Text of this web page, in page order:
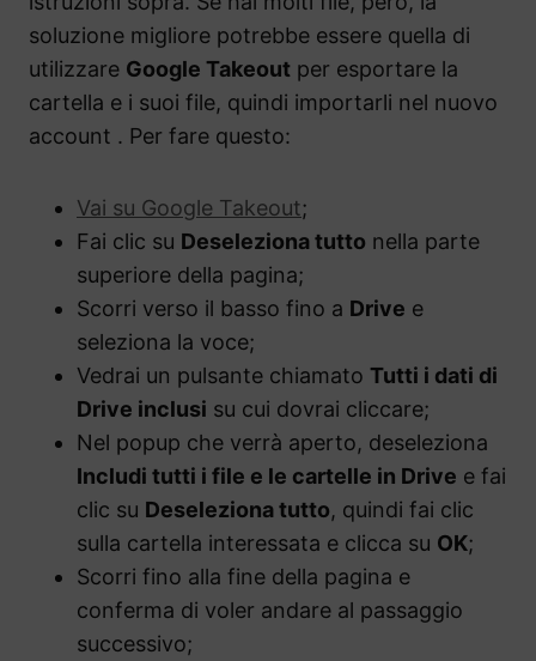
soluzione migliore potrebbe essere quella di
utilizzare Google Takeout per esportare la
cartella e i suoi file, quindi importarli nel nuovo
account . Per fare questo:
Vai su Google Takeout;
Fai clic su Deseleziona tutto nella parte
superiore della pagina;
Scorri verso il basso fino a Drive e
seleziona la voce;
Vedrai un pulsante chiamato Tutti i dati di
Drive inclusi su cui dovrai cliccare;
Nel popup che verrà aperto, deseleziona
Includi tutti i file e le cartelle in Drive e fai
clic su Deseleziona tutto, quindi fai clic
sulla cartella interessata e clicca su OK;
Scorri fino alla fine della pagina e
conferma di voler andare al passaggio
successivo;